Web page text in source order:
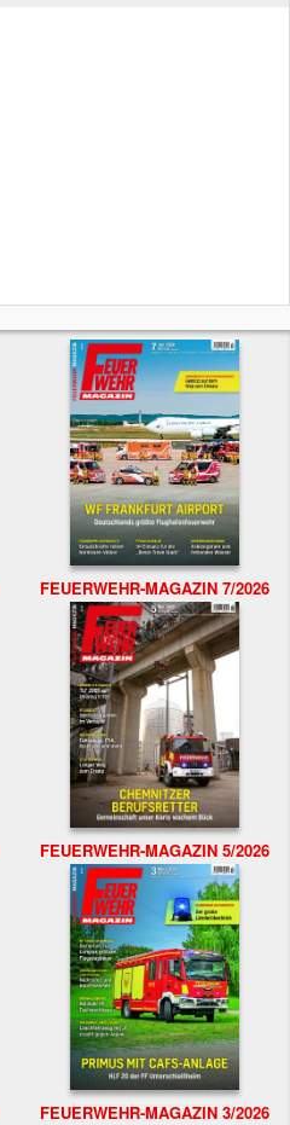
FEUERWEHR-MAGAZIN 7/2026
FEUERWEHR-MAGAZIN 5/2026
FEUERWEHR-MAGAZIN 3/2026